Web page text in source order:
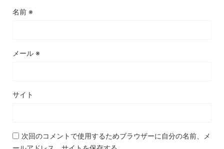
名前 ※
メール ※
サイト
次回のコメントで使用するためブラウザーに自分の名前、メ